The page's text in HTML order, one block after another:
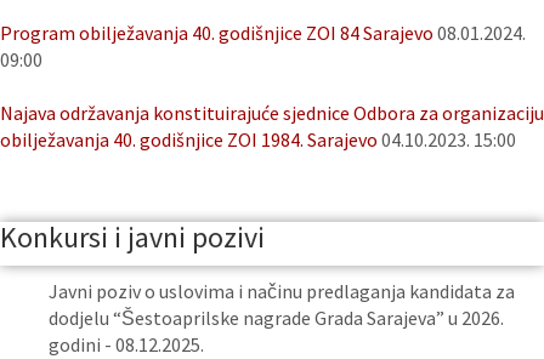
Program obilježavanja 40. godišnjice ZOI 84 Sarajevo 08.01.2024.
09:00
Najava održavanja konstituirajuće sjednice Odbora za organizaciju
obilježavanja 40. godišnjice ZOI 1984. Sarajevo 04.10.2023. 15:00
Konkursi i javni pozivi
Javni poziv o uslovima i načinu predlaganja kandidata za
dodjelu “Šestoaprilske nagrade Grada Sarajeva” u 2026.
godini - 08.12.2025.